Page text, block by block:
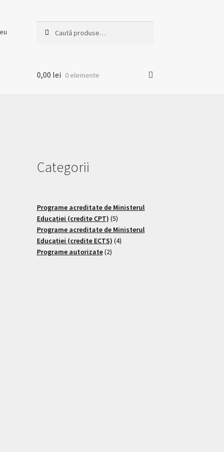
0,00 lei 0 elemente
Categorii
Programe acreditate de Ministerul
Educației (credite CPT) 5
Programe acreditate de Ministerul
Educației (credite ECTS) 4
Programe autorizate 2